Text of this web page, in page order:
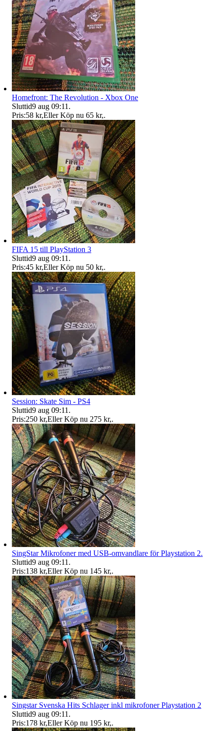
Homefront: The Revolution - Xbox One
Sluttid9 aug 09:11 .
Pris:58 kr,Eller Köp nu 65 kr,.
FIFA 15 till PlayStation 3
Sluttid9 aug 09:11 .
Pris:45 kr,Eller Köp nu 50 kr,.
Session: Skate Sim - PS4
Sluttid9 aug 09:11 .
Pris:250 kr,Eller Köp nu 275 kr,.
SingStar Mikrofoner med USB-omvandlare för Playstation 2.
Sluttid9 aug 09:11 .
Pris:138 kr,Eller Köp nu 145 kr,.
Singstar Svenska Hits Schlager inkl mikrofoner Playstation 2
Sluttid9 aug 09:11 .
Pris:178 kr,Eller Köp nu 195 kr,.